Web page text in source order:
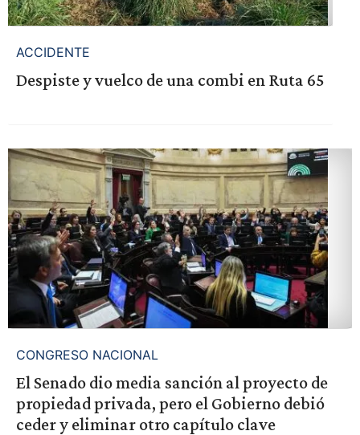
ACCIDENTE
Despiste y vuelco de una combi en Ruta 65
CONGRESO NACIONAL
El Senado dio media sanción al proyecto de
propiedad privada, pero el Gobierno debió
ceder y eliminar otro capítulo clave